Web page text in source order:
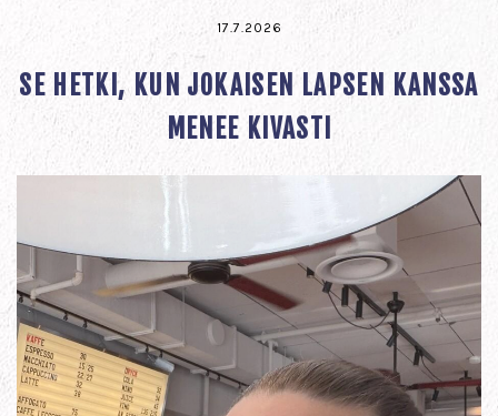
17.7.2026
SE HETKI, KUN JOKAISEN LAPSEN KANSSA
MENEE KIVASTI